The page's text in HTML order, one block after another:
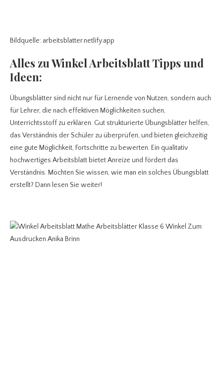
Bildquelle: arbeitsblatter.netlify.app
Alles zu Winkel ArbeitsblattTipps und
Ideen:
Übungsblätter sind nicht nur für Lernende von Nutzen, sondern auch
für Lehrer, die nach effektiven Möglichkeiten suchen,
Unterrichtsstoff zu erklären. Gut strukturierte Übungsblätter helfen,
das Verständnis der Schüler zu überprüfen, und bieten gleichzeitig
eine gute Möglichkeit, Fortschritte zu bewerten. Ein qualitativ
hochwertiges Arbeitsblatt bietet Anreize und fördert das
Verständnis. Möchten Sie wissen, wie man ein solches Übungsblatt
erstellt? Dann lesen Sie weiter!